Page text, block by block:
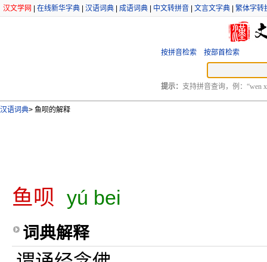
汉文学网 在线新华字典 汉语词典 成语词典 中文转拼音 文言文字典 繁体字转
按拼音检索 按部首检索
提示： 支持拼音查询，例：“wen
汉语词典> 鱼呗的解释
鱼呗 yú bei
词典解释